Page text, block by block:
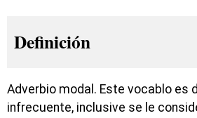
Definición
Adverbio modal. Este vocablo es
infrecuente, inclusive se le